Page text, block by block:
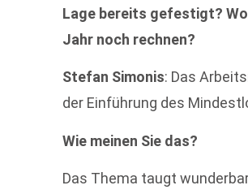
Lage bereits gefestigt?
Jahr noch rechnen?
Stefan Simonis: Das
der Einführung des
Wie meinen Sie das?
Das Thema taugt